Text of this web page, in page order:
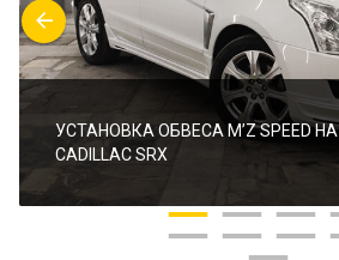
УСТАНОВКА ОБВЕСА M’Z SPEED НА
CADILLAC SRX